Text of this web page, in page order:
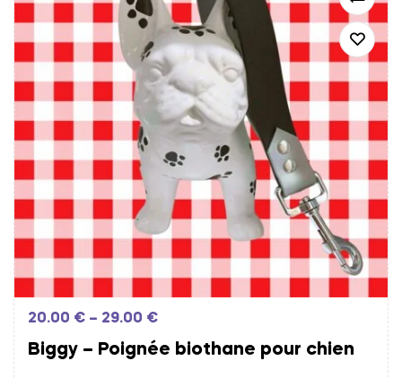
20.00 € – 29.00 €
Biggy – Poignée biothane pour chien